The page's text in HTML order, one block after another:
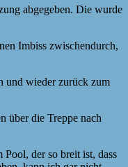
abgegeben. Die wurde
Imbiss zwischendurch,
und wieder zurück zum
über die Treppe nach
der so breit ist, dass